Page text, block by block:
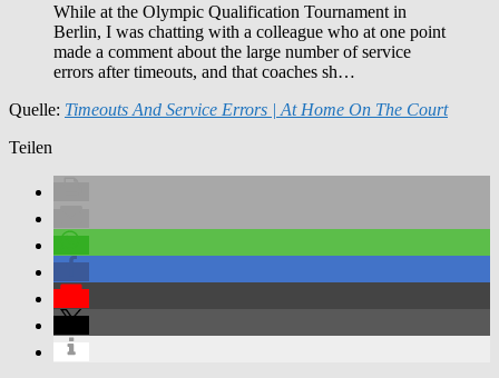
While at the Olympic Qualification Tournament in
Berlin, I was chatting with a colleague who at one point
made a comment about the large number of service
errors after timeouts, and that coaches sh…
Quelle: Timeouts And Service Errors | At Home On The Court
Teilen